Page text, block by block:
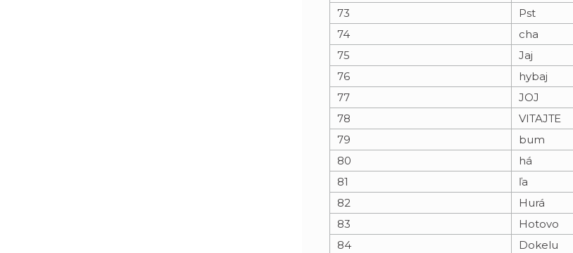
73
Pst
74
cha
75
Jaj
76
hybaj
77
JOJ
78
VITAJTE
79
bum
80
há
81
ľa
82
Hurá
83
Hotovo
84
Dokelu